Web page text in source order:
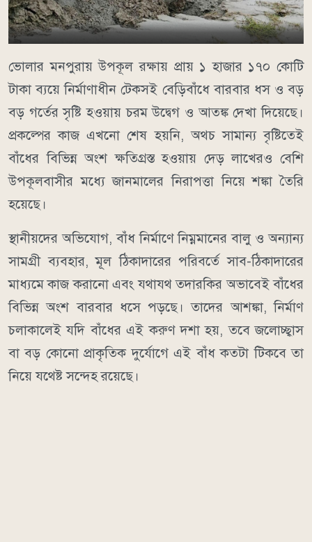
ভোলার মনপুরায় উপকূল রক্ষায় প্রায় ১ হাজার ১৭০ কোটি
টাকা ব্যয়ে নির্মাণাধীন টেকসই বেড়িবাঁধে বারবার ধস ও বড়
বড় গর্তের সৃষ্টি হওয়ায় চরম উদ্বেগ ও আতঙ্ক দেখা দিয়েছে।
প্রকল্পের কাজ এখনো শেষ হয়নি, অথচ সামান্য বৃষ্টিতেই
বাঁধের বিভিন্ন অংশ ক্ষতিগ্রস্ত হওয়ায় দেড় লাখেরও বেশি
উপকূলবাসীর মধ্যে জানমালের নিরাপত্তা নিয়ে শঙ্কা তৈরি
হয়েছে।
স্থানীয়দের অভিযোগ, বাঁধ নির্মাণে নিম্নমানের বালু ও অন্যান্য
সামগ্রী ব্যবহার, মূল ঠিকাদারের পরিবর্তে সাব-ঠিকাদারের
মাধ্যমে কাজ করানো এবং যথাযথ তদারকির অভাবেই বাঁধের
বিভিন্ন অংশ বারবার ধসে পড়ছে। তাদের আশঙ্কা, নির্মাণ
চলাকালেই যদি বাঁধের এই করুণ দশা হয়, তবে জলোচ্ছ্বাস
বা বড় কোনো প্রাকৃতিক দুর্যোগে এই বাঁধ কতটা টিকবে তা
নিয়ে যথেষ্ট সন্দেহ রয়েছে।